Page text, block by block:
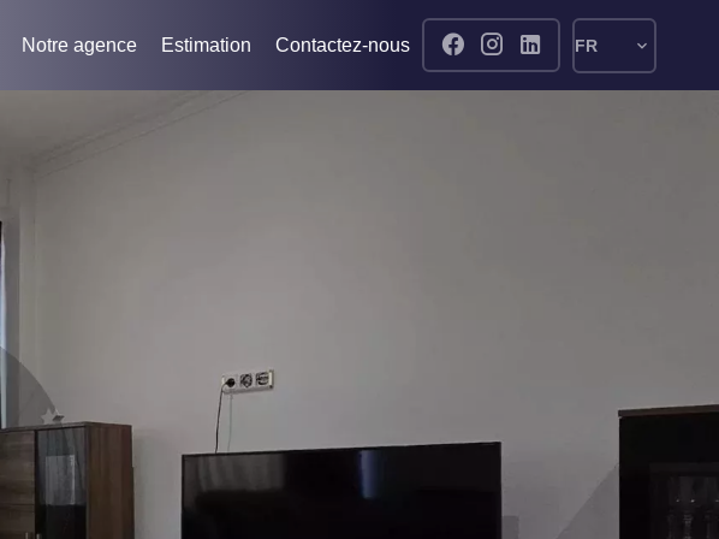
Notre agence Estimation Contactez-nous FR